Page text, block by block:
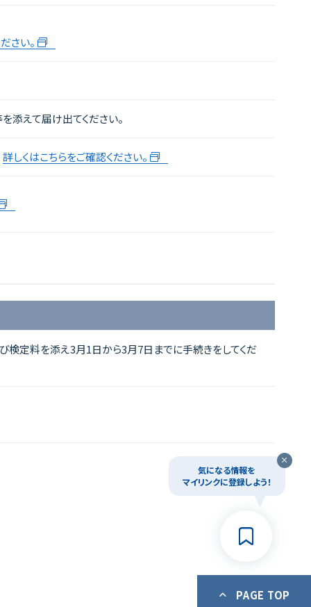
さい。
添えて届け出てください。
詳しくはこちらをご確認ください。
定料を添え3月1日から3月7日までに手続きをしてくだ
気になる情報を
マイリンクに登録しよう！
PAGE TOP